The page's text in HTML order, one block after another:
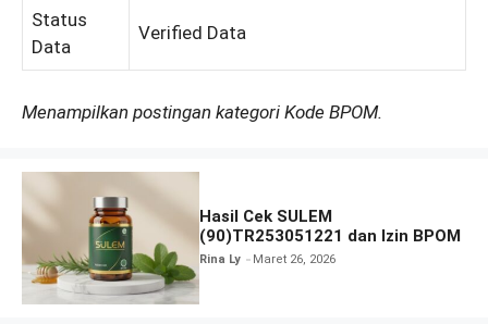
Status
Data
Verified Data
Menampilkan postingan kategori Kode BPOM.
Hasil Cek SULEM
(90)TR253051221 dan Izin BPOM
Rina Ly Maret 26, 2026